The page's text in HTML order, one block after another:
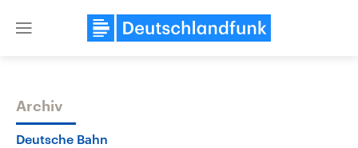
Close
Themen
Archiv
Deutsche Bahn